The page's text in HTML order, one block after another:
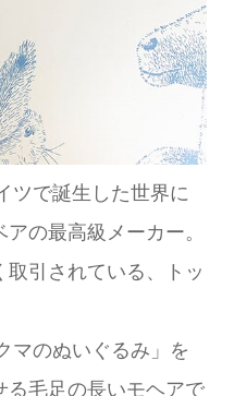
ツで誕生した世界に
の最高級メーカー。
引されている、トッ
マのぬいぐるみ」を
毛足の長いモヘアで